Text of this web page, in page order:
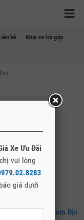
hệ Mua xe trả góp
Xe Ford Tại Nam Định
Xe Ưu Đãi
vui lòng
giá dưới